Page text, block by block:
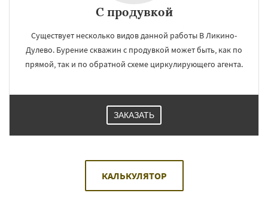
С продувкой
Существует несколько видов данной работы В Ликино-
Дулево. Бурение скважин с продувкой может быть, как по
прямой, так и по обратной схеме циркулирующего агента.
ЗАКАЗАТЬ
КАЛЬКУЛЯТОР